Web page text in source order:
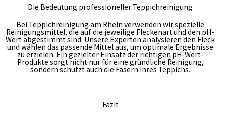
content
Die Bedeutung professioneller Teppichreinigung
Bei Teppichreinigung am Rhein verwenden wir spezielle
Reinigungsmittel, die auf die jeweilige Fleckenart und den pH-
Wert abgestimmt sind. Unsere Experten analysieren den Fleck
und wählen das passende Mittel aus, um optimale Ergebnisse
zu erzielen. Ein gezielter Einsatz der richtigen pH-Wert-
Produkte sorgt nicht nur für eine gründliche Reinigung,
sondern schützt auch die Fasern Ihres Teppichs.
Fazit